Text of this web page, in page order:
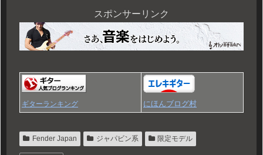
スポンサーリンク
ギターランキング にほんブログ村
Fender Japan ジャパビン系 限定モデル